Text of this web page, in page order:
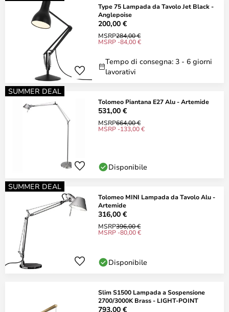
Type 75 Lampada da Tavolo Jet Black -
Anglepoise
200,00 €
MSRP284,00 €
MSRP -84,00 €
Tempo di consegna: 3 - 6 giorni
lavorativi
SUMMER DEAL
Tolomeo Piantana E27 Alu - Artemide
531,00 €
MSRP664,00 €
MSRP -133,00 €
Disponibile
SUMMER DEAL
Tolomeo MINI Lampada da Tavolo Alu -
Artemide
316,00 €
MSRP396,00 €
MSRP -80,00 €
Disponibile
Slim S1500 Lampada a Sospensione
2700/3000K Brass - LIGHT-POINT
793,00 €